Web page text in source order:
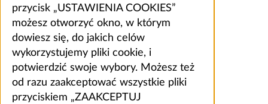
przycisk „USTAWIENIA COOKIES”
możesz otworzyć okno, w którym
dowiesz się, do jakich celów
wykorzystujemy pliki cookie, i
potwierdzić swoje wybory. Możesz też
od razu zaakceptować wszystkie pliki
przyciskiem „ZAAKCEPTUJ